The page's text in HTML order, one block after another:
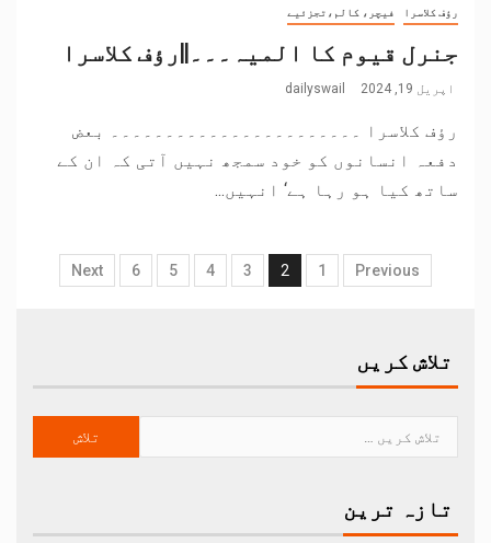
رؤف کلاسرا فیچر، کالم،تجزئیے
جنرل قیوم کا المیہ۔۔۔||رؤف کلاسرا
اپریل 19, 2024 dailyswail
رؤف کلاسرا ۔۔۔۔۔۔۔۔۔۔۔۔۔۔۔۔۔۔۔۔۔۔۔ بعض
دفعہ انسانوں کو خود سمجھ نہیں آتی کہ ان کے
ساتھ کیا ہو رہا ہے‘ انہیں...
Previous
1
2
3
4
5
6
Next
تلاش کریں
تازہ ترین